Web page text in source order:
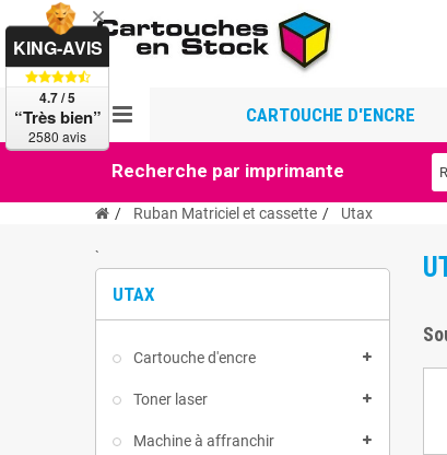
CARTOUCHE D'ENCRE
Recherche par imprimante
Ruban Matriciel et cassette Utax
`
UTAX
Cartouche d'encre
Toner laser
Machine à affranchir
KING-AVIS
4.7 / 5
“Très bien”
2580 avis